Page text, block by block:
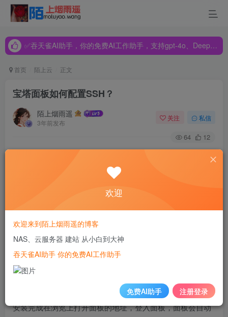
✅吞天雀AI助手，你的免费AI工作助手，支持gpt-4o、DeepSeek、Claude🔥🔥🔥🔥
✅吞天雀AI助手，你的免费AI工作助手，支持gpt-4o、DeepSeek、Claude🔥🔥🔥🔥
首页 陌上云 正文
宝塔面板如何配置SSH？
陌上烟雨遥
3年前发布
关注 私信
64 12
统，可以通过Web端轻松管理服务器，提升运维效率。例
器，可视化软件管理器，可视化CPU、内存、流量监控图
安装，仅供大家参考。
一、宝塔Linux面板环境安装
安装完成在浏览上打开面板的地址，登入面板，面板会自动
欢迎
欢迎来到陌上烟雨遥的博客
NAS、云服务器 建站 从小白到大神
吞天雀AI助手 你的免费AI工作助手
免费AI助手 注册登录